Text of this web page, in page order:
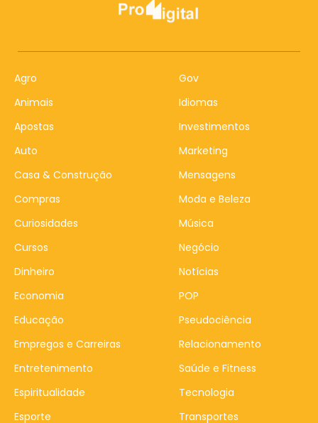
Agro
Animais
Apostas
Auto
Casa & Construção
Compras
Curiosidades
Cursos
Dinheiro
Economia
Educação
Empregos e Carreiras
Entretenimento
Espiritualidade
Esporte
Gov
Idiomas
Investimentos
Marketing
Mensagens
Moda e Beleza
Música
Negócio
Notícias
POP
Pseudociência
Relacionamento
Saúde e Fitness
Tecnologia
Transportes